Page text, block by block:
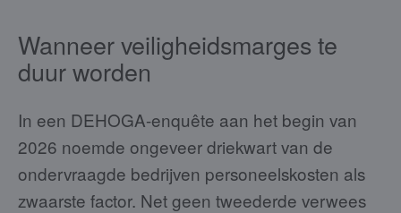
Wanneer veiligheidsmarges te
duur worden
In een DEHOGA-enquête aan het begin van
2026 noemde ongeveer driekwart van de
ondervraagde bedrijven personeelskosten als
zwaarste factor. Net geen tweederde verwees